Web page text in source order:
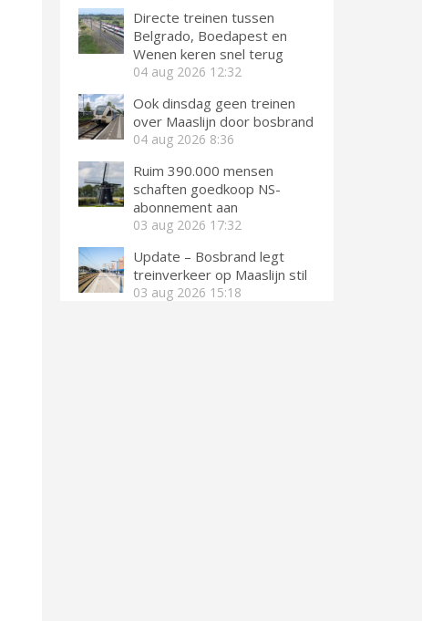
Directe treinen tussen
Belgrado, Boedapest en
Wenen keren snel terug
04 aug 2026 12:32
Ook dinsdag geen treinen
over Maaslijn door bosbrand
04 aug 2026 8:36
Ruim 390.000 mensen
schaften goedkoop NS-
abonnement aan
03 aug 2026 17:32
Update – Bosbrand legt
treinverkeer op Maaslijn stil
03 aug 2026 15:18